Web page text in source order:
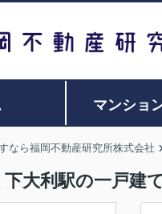
マンショ
なら福岡不動産研究所株式会社
大利駅の一戸建